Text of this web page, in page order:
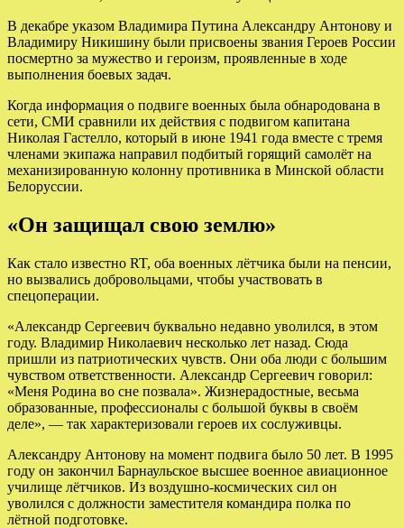
В декабре указом Владимира Путина Александру Антонову и
Владимиру Никишину были присвоены звания Героев России
посмертно за мужество и героизм, проявленные в ходе
выполнения боевых задач.
Когда информация о подвиге военных была обнародована в
сети, СМИ сравнили их действия с подвигом капитана
Николая Гастелло, который в июне 1941 года вместе с тремя
членами экипажа направил подбитый горящий самолёт на
механизированную колонну противника в Минской области
Белоруссии.
«Он защищал свою землю»
Как стало известно RT, оба военных лётчика были на пенсии,
но вызвались добровольцами, чтобы участвовать в
спецоперации.
«Александр Сергеевич буквально недавно уволился, в этом
году. Владимир Николаевич несколько лет назад. Сюда
пришли из патриотических чувств. Они оба люди с большим
чувством ответственности. Александр Сергеевич говорил:
«Меня Родина во сне позвала». Жизнерадостные, весьма
образованные, профессионалы с большой буквы в своём
деле», — так характеризовали героев их сослуживцы.
Александру Антонову на момент подвига было 50 лет. В 1995
году он закончил Барнаульское высшее военное авиационное
училище лётчиков. Из воздушно-космических сил он
уволился с должности заместителя командира полка по
лётной подготовке.